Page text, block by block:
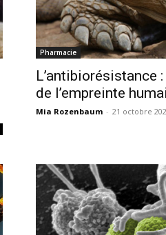
Pharmacie
L’antibiorésistance
de l’empreinte
Mia Rozenbaum - 21 octobre